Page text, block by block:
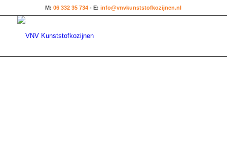
M:06 332 35 734- E:info@vnvkunststofkozijnen.nl